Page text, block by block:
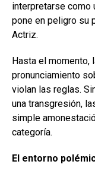
interpretarse como
pone en peligro su
Actriz.
Hasta el momento,
pronunciamiento
violan las reglas.
una transgresión,
simple
categoría.
El entorno